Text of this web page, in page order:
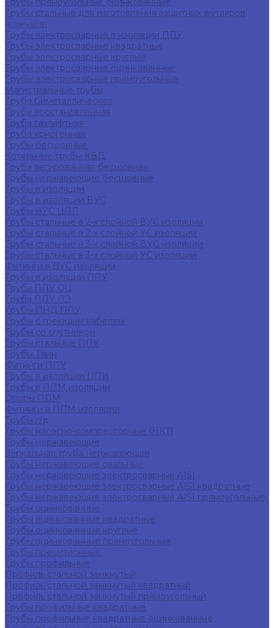
Трубы стальные для изготовления защитных футляров
(кожухов)
Трубы электросварные в изоляции ППУ
Трубы электросварные квадратные
Трубы электросварные круглые
Трубы электросварные оцинкованные
Трубы электросварные прямоугольные
Магистральные трубы
Труба биметаллическая
Труба восстановленная
Труба газлифтная
Труба криогенная
Трубы бесшовные
Котельные трубы КВД
Труба легированная бесшовная
Трубы нержавеющие бесшовные
Трубы в изоляции
Трубы в изоляции ВУС
Трубы ВУС ЦПП
Трубы стальные в 2-х слойной ВУС изоляции
Трубы стальные в 2-х слойной УС изоляции
Трубы стальные в 3-х слойной ВУС изоляции
Трубы стальные в 3-х слойной УС изоляции
Фитинги в ВУС изоляции
Трубы в изоляции ППУ
Труба ППУ ОЦ
Труба ППУ ПЭ
Трубы ПНД ППУ
Трубы с греющим кабелем
Трубы со спутником
Трубы стальные ППУ
Трубы Твин
Фитинги ППУ
Трубы в изоляции ЦПИ
Трубы в ППМ изоляции
Опоры ППМ
Фитинги в ППМ изоляции
Трубы г/д
Трубы насосно-компрессорные (НКТ)
Трубы нержавеющие
Зеркальная труба нержавеющая
Трубы нержавеющие овальные
Трубы нержавеющие электросварные AISI
Трубы нержавеющие электросварные AISI квадратные
Трубы нержавеющие электросварные AISI прямоугольные
Трубы оцинкованные
Трубы оцинкованные квадратные
Трубы оцинкованные круглые
Трубы оцинкованные прямоугольные
Трубы прецизионные
Трубы профильные
Профиль стальной замкнутый
Профиль стальной замкнутый квадратный
Профиль стальной замкнутый прямоугольный
Трубы профильные квадратные
Трубы профильные квадратные оцинкованные